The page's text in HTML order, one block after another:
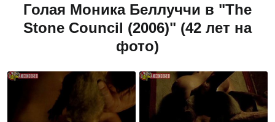
Голая Моника Беллуччи в "The
Stone Council (2006)" (42 лет на
фото)